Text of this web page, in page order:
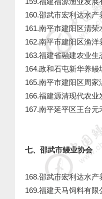
160.邵武市宏利达
161.南平市建阳区清
162.南平市建阳区渔
163.福建省融建农业
164.政和石屯新华养
165.南平市建阳区周
166.福建源清现代农
167.南平延平区王台
七、邵武市鳗业协会
168.邵武市宏利达水
169.福建天马饲料有